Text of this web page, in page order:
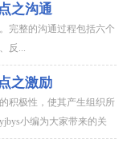
之沟通
完整的沟通过程包括六个
反...
之激励
积极性，使其产生组织所
小编为大家带来的关
激励的含义(...